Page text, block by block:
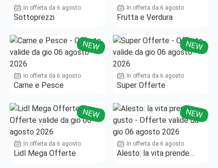
In offerta da 6 agosto
Sottoprezzi
In offerta da 6 agosto
Frutta e Verdura
NEW
In offerta da 6 agosto
Carne e Pesce
NEW
In offerta da 6 agosto
Super Offerte
NEW
In offerta da 6 agosto
Lidl Mega Offerte
NEW
In offerta da 6 agosto
Alesto: la vita prende